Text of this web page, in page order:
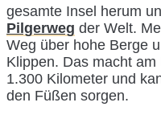
gesamte Insel herum
Pilgerweg der Welt.
Weg über hohe Berge
Klippen. Das macht
1.300 Kilometer und
den Füßen sorgen.